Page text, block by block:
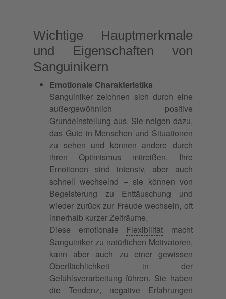
Wichtige Hauptmerkmale
und Eigenschaften von
Sanguinikern
Emotionale Charakteristika
Sanguiniker zeichnen sich durch eine
außergewöhnlich positive
Grundeinstellung aus. Sie neigen dazu,
das Gute in Menschen und Situationen
zu sehen und können andere durch
ihren Optimismus mitreißen. Ihre
Emotionen sind intensiv, aber auch
schnell wechselnd – sie können von
Begeisterung zu Enttäuschung und
wieder zurück zur Freude wechseln, oft
innerhalb kurzer Zeiträume.
Diese emotionale Flexibilität macht
Sanguiniker zu natürlichen Motivatoren,
kann aber auch zu einer gewissen
Oberflächlichkeit in der
Gefühlsverarbeitung führen. Sie haben
die Tendenz, negative Erfahrungen